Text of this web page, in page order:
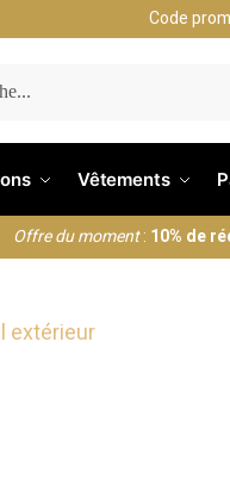
Code
Vêtements
Offre du moment: 10% de